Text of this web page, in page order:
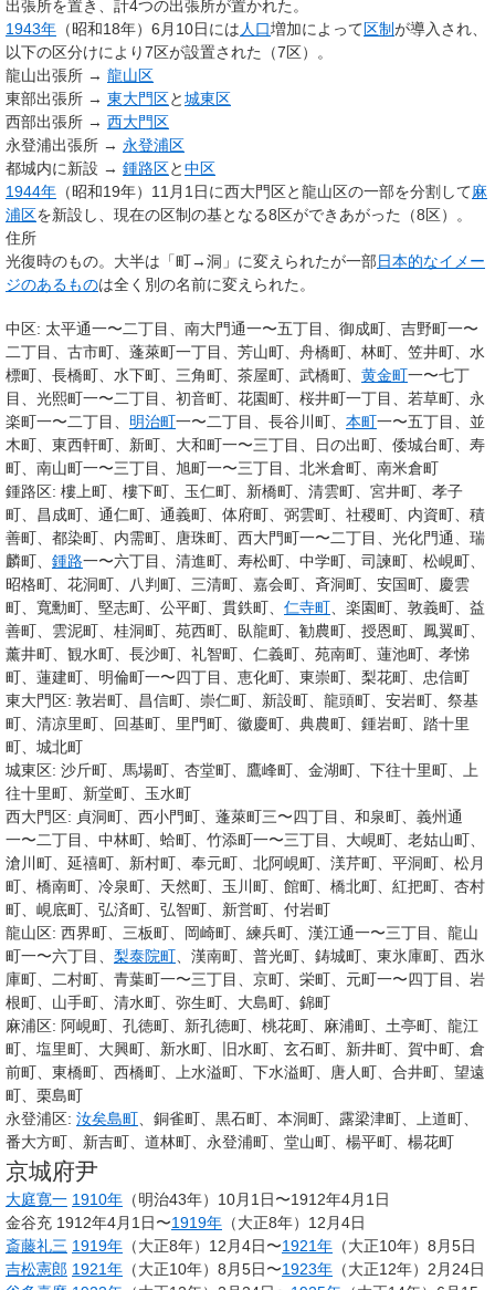
出張所を置き、計4つの出張所が置かれた。
1943年 （昭和18年）6月10日には人口増加によって区制が導入され、
以下の区分けにより7区が設置された（7区）。
龍山出張所 → 龍山区
東部出張所 → 東大門区と城東区
西部出張所 → 西大門区
永登浦出張所 → 永登浦区
都城内に新設 → 鍾路区と中区
1944年 （昭和19年）11月1日に西大門区と龍山区の一部を分割して麻
浦区を新設し、現在の区制の基となる8区ができあがった（8区）。
住所
光復時のもの。大半は「町→洞」に変えられたが一部日本的なイメー
ジのあるものは全く別の名前に変えられた。
中区: 太平通一〜二丁目、南大門通一〜五丁目、御成町、吉野町一〜
二丁目、古市町、蓬萊町一丁目、芳山町、舟橋町、林町、笠井町、水
標町、長橋町、水下町、三角町、茶屋町、武橋町、 黄金町一〜七丁
目、光熙町一〜二丁目、初音町、花園町、桜井町一丁目、若草町、永
楽町一〜二丁目、 明治町一〜二丁目、長谷川町、 本町一〜五丁目、並
木町、東西軒町、新町、大和町一〜三丁目、日の出町、倭城台町、寿
町、南山町一〜三丁目、旭町一〜三丁目、北米倉町、南米倉町
鍾路区: 樓上町、樓下町、玉仁町、新橋町、清雲町、宮井町、孝子
町、昌成町、通仁町、通義町、体府町、弼雲町、社稷町、内資町、積
善町、都染町、内需町、唐珠町、西大門町一〜二丁目、光化門通、瑞
麟町、 鍾路一〜六丁目、清進町、寿松町、中学町、司諫町、松峴町、
昭格町、花洞町、八判町、三清町、嘉会町、斉洞町、安国町、慶雲
町、寬勳町、堅志町、公平町、貫鉄町、 仁寺町 、楽園町、敦義町、益
善町、雲泥町、桂洞町、苑西町、臥龍町、勧農町、授恩町、鳳翼町、
薰井町、観水町、長沙町、礼智町、仁義町、苑南町、蓮池町、孝悌
町、蓮建町、明倫町一〜四丁目、恵化町、東崇町、梨花町、忠信町
東大門区: 敦岩町、昌信町、崇仁町、新設町、龍頭町、安岩町、祭基
町、清凉里町、回基町、里門町、徽慶町、典農町、鍾岩町、踏十里
町、城北町
城東区: 沙斤町、馬場町、杏堂町、鷹峰町、金湖町、下往十里町、上
往十里町、新堂町、玉水町
西大門区: 貞洞町、西小門町、蓬萊町三〜四丁目、和泉町、義州通
一〜二丁目、中林町、蛤町、竹添町一〜三丁目、大峴町、老姑山町、
滄川町、延禧町、新村町、奉元町、北阿峴町、渼芹町、平洞町、松月
町、橋南町、冷泉町、天然町、玉川町、館町、橋北町、紅把町、杏村
町、峴底町、弘済町、弘智町、新営町、付岩町
龍山区: 西界町、三板町、岡崎町、練兵町、漢江通一〜三丁目、龍山
町一〜六丁目、 梨泰院町 、漢南町、普光町、鋳城町、東氷庫町、西氷
庫町、二村町、青葉町一〜三丁目、京町、栄町、元町一〜四丁目、岩
根町、山手町、清水町、弥生町、大島町、錦町
麻浦区: 阿峴町、孔徳町、新孔徳町、桃花町、麻浦町、土亭町、龍江
町、塩里町、大興町、新水町、旧水町、玄石町、新井町、賀中町、倉
前町、東橋町、西橋町、上水溢町、下水溢町、唐人町、合井町、望遠
町、栗島町
永登浦区: 汝矣島町 、銅雀町、黒石町、本洞町、露梁津町、上道町、
番大方町、新吉町、道林町、永登浦町、堂山町、楊平町、楊花町
京城府尹
大庭寛一 1910年 （明治43年）10月1日〜1912年4月1日
金谷充 1912年4月1日〜1919年 （大正8年）12月4日
斎藤礼三 1919年 （大正8年）12月4日〜1921年 （大正10年）8月5日
吉松憲郎 1921年 （大正10年）8月5日〜1923年 （大正12年）2月24日